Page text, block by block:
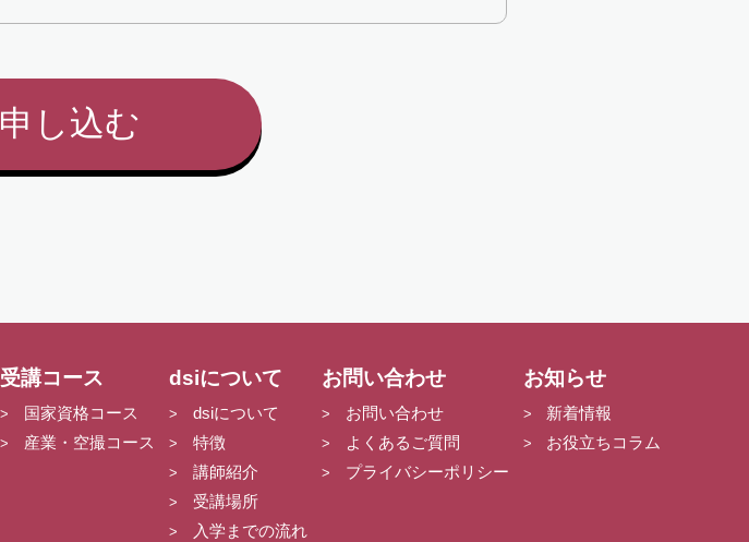
受講コース
国家資格コース
産業・空撮コース
dsiについて
dsiについて
特徴
講師紹介
受講場所
入学までの流れ
お問い合わせ
お問い合わせ
よくあるご質問
プライバシーポリシー
お知らせ
新着情報
お役立ちコラム